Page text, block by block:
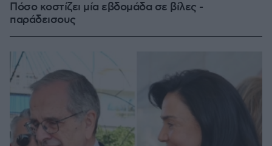
Πόσο κοστίζει μία εβδομάδα σε βίλες -
παράδεισους